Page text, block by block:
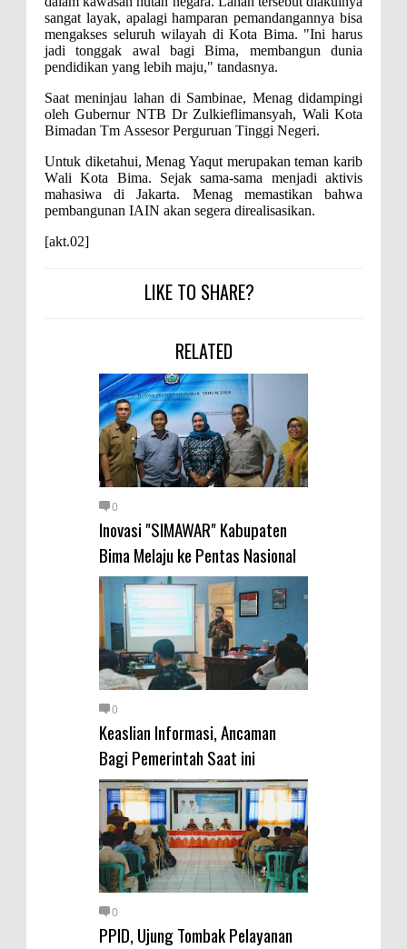
NTB
Wali Kota Tekankan Disiplin ASN
Wali Kota Bima Hadiri Rakornas
Kelautan dan Perikanan
Pemkot Jawab Pandangan
Umum Fraksi DPRD terhadap
Raperda Pertanggungjawaban
Bhayangkara Ke-80, Kapolres
Ibadah, Kepercayaan Rakyat
Landasan Utama
Kado HUT Bhayangkara Ke-80,
Kapolres Bima Pimpin Kenaikan
Pangkat 42 Personel
Bakti Sosial Bhayangkara Ke-80,
Warga Dena Hadapi Krisis Air
Polsek Bolo Bongkar Peredaran
Sabu di Tambe, 2 Pria
Diamankan Bersama 23 Poket
Sabu Siap Edar
Menjemput Korban Kekerasan
sangat layak, apalagi hamparan pemandangannya bisa
mengakses seluruh wilayah diKota Bima. "Ini harus
jadi tonggak awal bagi Bima, membangun dunia
pendidikan yang lebih maju," tandasnya.
Saat meninjau lahan di Sambinae, Menag didampingi
oleh Gubernur NTB Dr Zulkieflimansyah, Wali Kota
Bimadan Tm AssesorPerguruan Tinggi Negeri.
Untuk diketahui, Menag Yaqut merupakantemankarib
Wali Kota Bima. Sejak sama-sama menjadi aktivis
mahasiwa di Jakarta. Menag memastikan bahwa
pembangunan IAIN akan segera direalisasikan.
[akt.02]
LIKE TO SHARE?
RELATED
0
Inovasi "SIMAWAR" Kabupaten
Bima Melaju ke Pentas Nasional
0
Keaslian Informasi, Ancaman
Bagi Pemerintah Saat ini
0
PPID, Ujung Tombak Pelayanan